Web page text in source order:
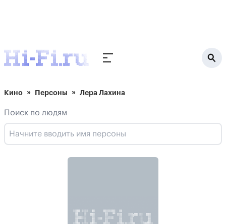
Кино Персоны Лера Лахина
Поиск по людям